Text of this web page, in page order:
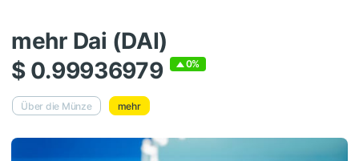
mehr Dai (DAI)
$ 0.99936979
0%
Über die Münze mehr